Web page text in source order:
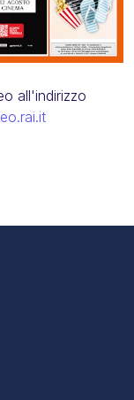
all'indirizzo